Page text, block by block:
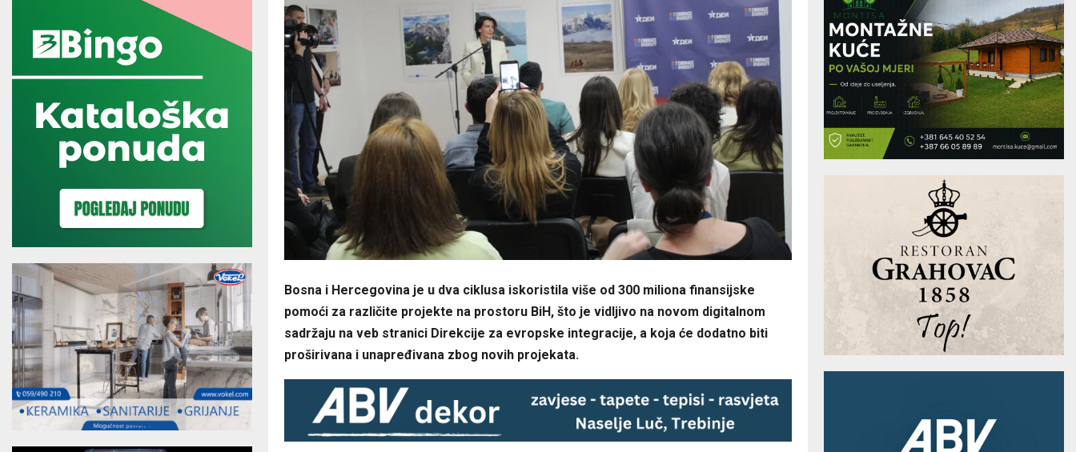
Bosna i Hercegovina je u dva ciklusa iskoristila više od 300 miliona finansijske
pomoći za različite projekte na prostoru BiH, što je vidljivo na novom digitalnom
sadržaju na veb stranici Direkcije za evropske integracije, a koja će dodatno biti
proširivana i unapređivana zbog novih projekata.